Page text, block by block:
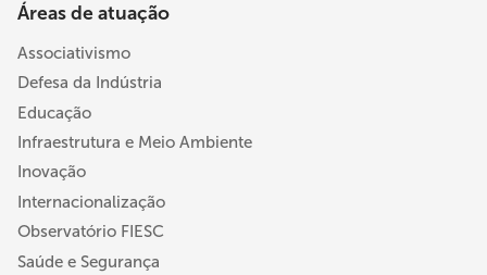
Áreas de atuação
Associativismo
Defesa da Indústria
Educação
Infraestrutura e Meio Ambiente
Inovação
Internacionalização
Observatório FIESC
Saúde e Segurança